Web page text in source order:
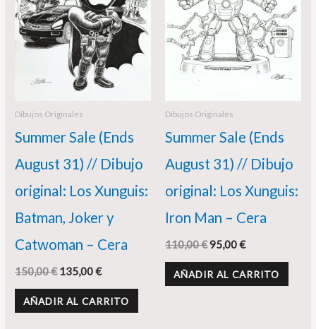
Dibujos Originales
Summer Sale (Ends
August 31) // Dibujo
original: Los Xunguis:
Batman, Joker y
Catwoman – Cera
150,00€ 135,00€
AÑADIR AL CARRITO
Dibujos Originales
Summer Sale (Ends
August 31) // Dibujo
original: Los Xunguis:
Iron Man – Cera
110,00€95,00€
AÑADIR AL CARRITO